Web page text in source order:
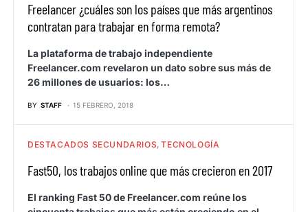
Freelancer ¿cuáles son los países que más argentinos
contratan para trabajar en forma remota?
La plataforma de trabajo independiente
Freelancer.com revelaron un dato sobre sus más de
26 millones de usuarios: los…
BY STAFF 15 FEBRERO, 2018
DESTACADOS SECUNDARIOS TECNOLOGÍA
Fast50, los trabajos online que más crecieron en 2017
El ranking Fast 50 de Freelancer.com reúne los